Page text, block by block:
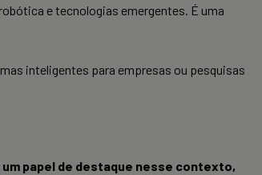
e tecnologias emergentes. É uma
inteligentes para empresas ou pesquisas
um papel de destaque nesse contexto,